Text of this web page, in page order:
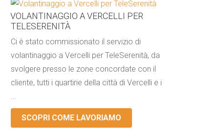
VOLANTINAGGIO A VERCELLI PER
TELESERENITÀ
Ci è stato commissionato il servizio di
volantinaggio a Vercelli per TeleSerenità, da
svolgere presso le zone concordate con il
cliente, tutti i quartirie della città di Vercelli e i
...
SCOPRI COME LAVORIAMO